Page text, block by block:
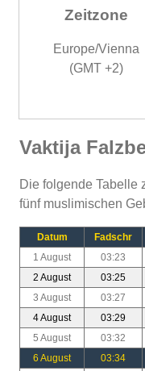
Zeitzone
Europe/Vienna
(GMT +2)
Vaktija
Die folgende Tabelle
fünf muslimischen
Datum Fadschr
1 August
03:23
2 August
03:25
3 August
03:27
4 August
03:29
5 August
03:32
6 August
03:34